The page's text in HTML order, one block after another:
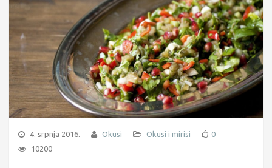
4. srpnja 2016. Okusi Okusi i mirisi
0
10200